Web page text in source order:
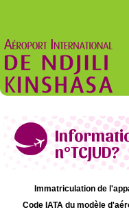
n°TCJUD?
Immatriculation de
Code IATA du modèle